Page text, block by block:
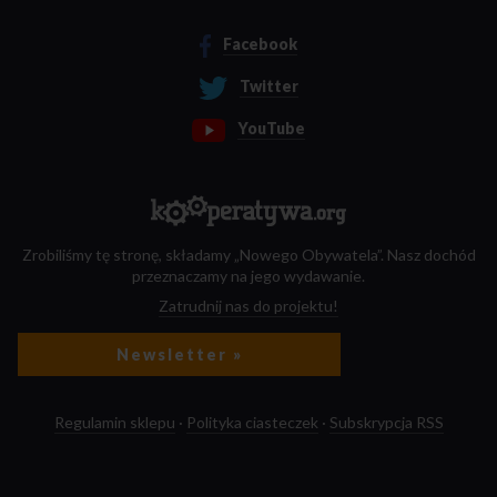
Facebook
Twitter
YouTube
Zrobiliśmy tę stronę, składamy „Nowego Obywatela”. Nasz dochód
przeznaczamy na jego wydawanie.
Zatrudnij nas do projektu!
Newsletter »
Regulamin sklepu · Polityka ciasteczek · Subskrypcja RSS